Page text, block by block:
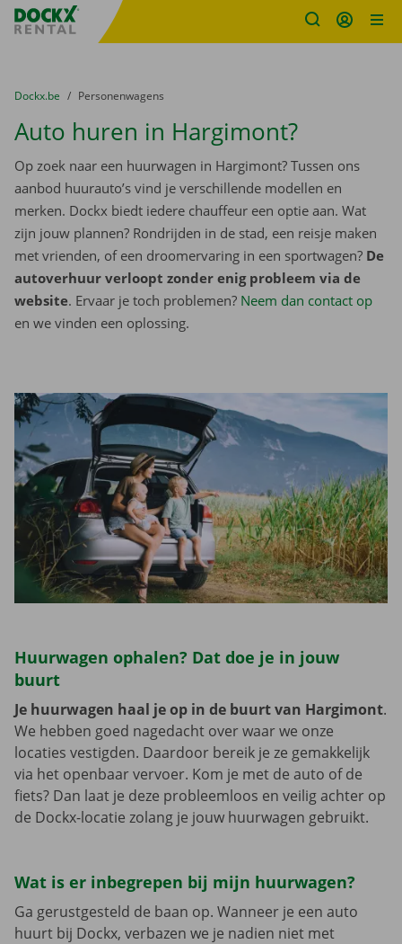
Fratello DEMO
U bevindt zich hier:
van
Dockx.be naar
Personenwagens
Auto huren in Hargimont?
Op zoek naar een huurwagen in Hargimont? Tussen ons
aanbod huurauto’s vind je verschillende modellen en
merken. Dockx biedt iedere chauffeur een optie aan. Wat
zijn jouw plannen? Rondrijden in de stad, een reisje maken
met vrienden, of een droomervaring in een sportwagen? De
autoverhuur verloopt zonder enig probleem via de
website. Ervaar je toch problemen? Neem dan contact op
en we vinden een oplossing.
Huurwagen ophalen? Dat doe je in jouw
buurt
Je huurwagen haal je op in de buurt van Hargimont.
We hebben goed nagedacht over waar we onze
locaties vestigden. Daardoor bereik je ze gemakkelijk
via het openbaar vervoer. Kom je met de auto of de
fiets? Dan laat je deze probleemloos en veilig achter op
de Dockx-locatie zolang je jouw huurwagen gebruikt.
Wat is er inbegrepen bij mijn huurwagen?
Ga gerustgesteld de baan op. Wanneer je een auto
huurt bij Dockx, verbazen we je nadien niet met